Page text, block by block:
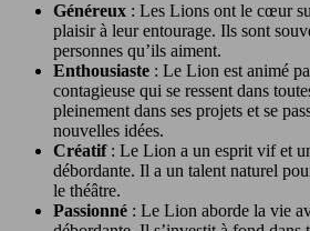
Généreux : Les Lions ont le cœur
plaisir à leur entourage. Ils sont
personnes qu’ils aiment.
Enthousiaste : Le Lion est animé
contagieuse qui se ressent dans
pleinement dans ses projets et se
nouvelles idées.
Créatif : Le Lion a un esprit vif et
débordante. Il a un talent naturel
le théâtre.
Passionné : Le Lion aborde la vie